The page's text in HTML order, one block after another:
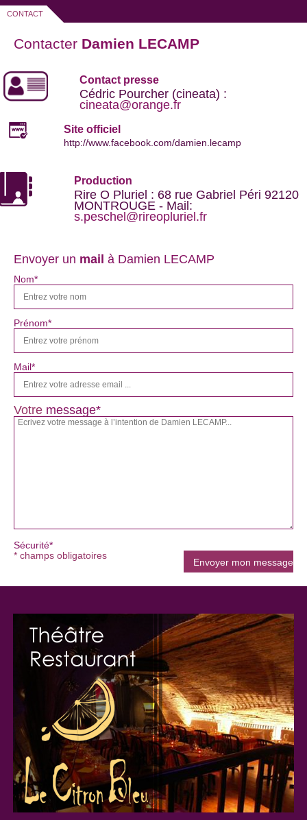
CONTACT
Contacter Damien LECAMP
Contact presse
Cédric Pourcher (cineata) :
cineata@orange.fr
Site officiel
http://www.facebook.com/damien.lecamp
Production
Rire O Pluriel : 68 rue Gabriel Péri 92120
MONTROUGE - Mail:
s.peschel@rireopluriel.fr
Envoyer un mail à Damien LECAMP
Nom*
Prénom*
Mail*
Votre message*
Sécurité*
* champs obligatoires